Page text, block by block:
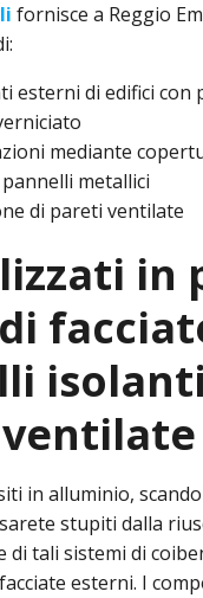
fornisce a Reggio
esterni di edifici con
mediante
metallici
di pareti ventilate
in
in alluminio,
stupiti dalla
di tali sistemi di
esterni. I